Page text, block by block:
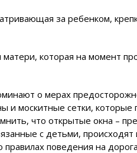
за ребенком,
которая на момент
о мерах
и москитные сетки, которые
что открытые окна –
с детьми, происходят
поведения на